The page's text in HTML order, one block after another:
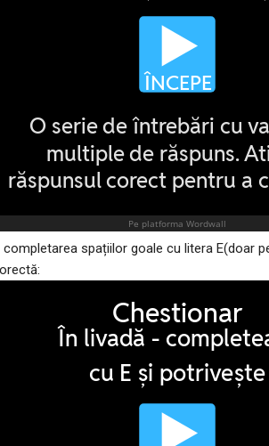
spațiilor goale cu litera E(doar